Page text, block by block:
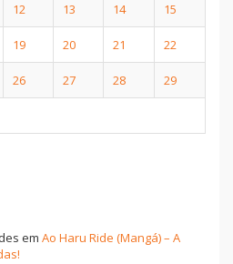
12 13 14 15
19 20 21 22
26 27 28 29
em Ao Haru Ride (Mangá) – A